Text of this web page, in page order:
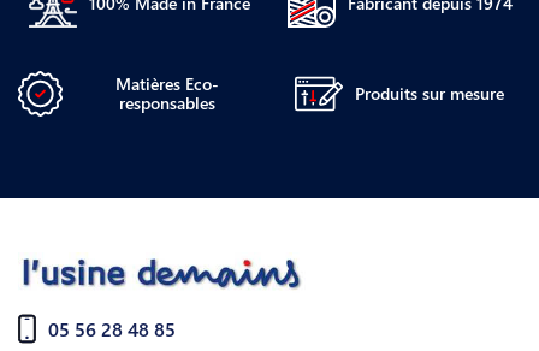
Matières Eco-
responsables
Produits sur mesure
05 56 28 48 85